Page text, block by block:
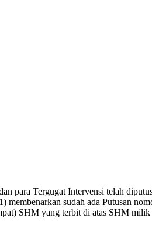
para Tergugat Intervensi telah
sudah ada Putusan
SHM yang terbit di atas SHM